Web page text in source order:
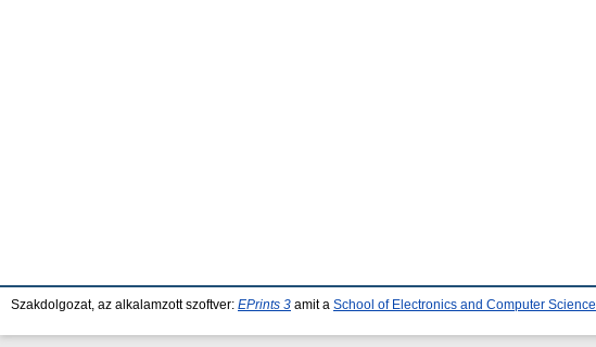
Szakdolgozat, az alkalamzott szoftver: EPrints 3 amit a School of Electronics and Computer Science